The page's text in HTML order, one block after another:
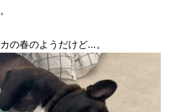
の春のようだけど…。